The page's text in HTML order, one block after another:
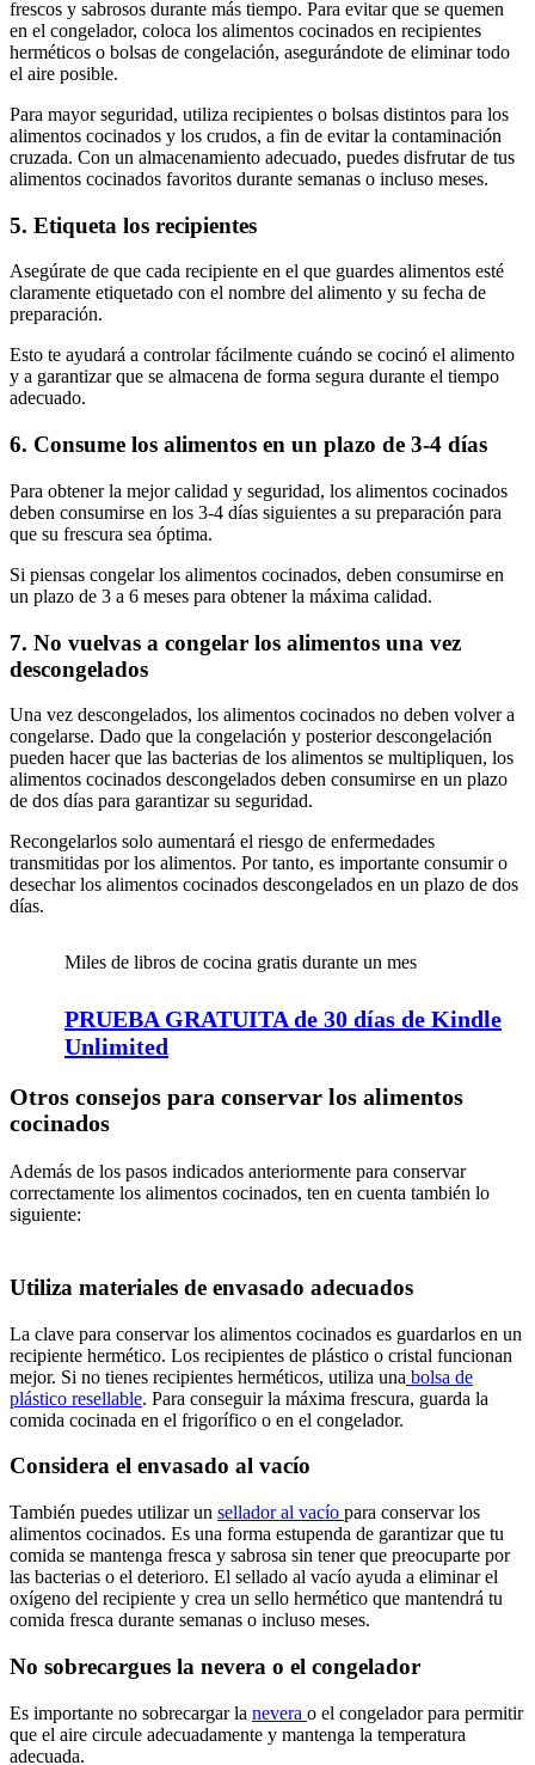
frescos y sabrosos durante más tiempo. Para evitar que se quemen
en el congelador, coloca los alimentos cocinados en recipientes
herméticos o bolsas de congelación, asegurándote de eliminar todo
el aire posible.
Para mayor seguridad, utiliza recipientes o bolsas distintos para los
alimentos cocinados y los crudos, a fin de evitar la contaminación
cruzada. Con un almacenamiento adecuado, puedes disfrutar de tus
alimentos cocinados favoritos durante semanas o incluso meses.
5. Etiqueta los recipientes
Asegúrate de que cada recipiente en el que guardes alimentos esté
claramente etiquetado con el nombre del alimento y su fecha de
preparación.
Esto te ayudará a controlar fácilmente cuándo se cocinó el alimento
y a garantizar que se almacena de forma segura durante el tiempo
adecuado.
6. Consume los alimentos en un plazo de 3-4 días
Para obtener la mejor calidad y seguridad, los alimentos cocinados
deben consumirse en los 3-4 días siguientes a su preparación para
que su frescura sea óptima.
Si piensas congelar los alimentos cocinados, deben consumirse en
un plazo de 3 a 6 meses para obtener la máxima calidad.
7. No vuelvas a congelar los alimentos una vez
descongelados
Una vez descongelados, los alimentos cocinados no deben volver a
congelarse. Dado que la congelación y posterior descongelación
pueden hacer que las bacterias de los alimentos se multipliquen, los
alimentos cocinados descongelados deben consumirse en un plazo
de dos días para garantizar su seguridad.
Recongelarlos solo aumentará el riesgo de enfermedades
transmitidas por los alimentos. Por tanto, es importante consumir o
desechar los alimentos cocinados descongelados en un plazo de dos
días.
Miles de libros de cocina gratis durante un mes
PRUEBA GRATUITA de 30 días de Kindle
Unlimited
Otros consejos para conservar los alimentos
cocinados
Además de los pasos indicados anteriormente para conservar
correctamente los alimentos cocinados, ten en cuenta también lo
siguiente:
Utiliza materiales de envasado adecuados
La clave para conservar los alimentos cocinados es guardarlos en un
recipiente hermético. Los recipientes de plástico o cristal funcionan
mejor. Si no tienes recipientes herméticos, utiliza una bolsa de
plástico resellable. Para conseguir la máxima frescura, guarda la
comida cocinada en el frigorífico o en el congelador.
Considera el envasado al vacío
También puedes utilizar un sellador al vacío para conservar los
alimentos cocinados. Es una forma estupenda de garantizar que tu
comida se mantenga fresca y sabrosa sin tener que preocuparte por
las bacterias o el deterioro. El sellado al vacío ayuda a eliminar el
oxígeno del recipiente y crea un sello hermético que mantendrá tu
comida fresca durante semanas o incluso meses.
No sobrecargues la nevera o el congelador
Es importante no sobrecargar la nevera o el congelador para permitir
que el aire circule adecuadamente y mantenga la temperatura
adecuada.